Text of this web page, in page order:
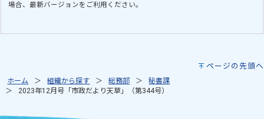
場合、最新バージョンをご利用ください。
ページの先頭へ
ホーム 組織から探す 総務部
秘書課
2023年12月号「市政だより天草」（第344号）